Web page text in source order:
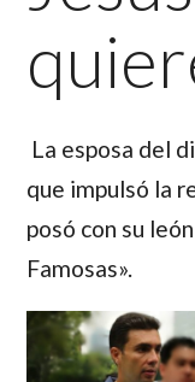
La esposa del
que impulsó la
posó con su
Famosas».